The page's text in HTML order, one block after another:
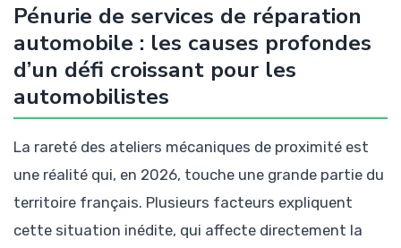
Pénurie de services de réparation
automobile : les causes profondes
d’un défi croissant pour les
automobilistes
La rareté des ateliers mécaniques de proximité est
une réalité qui, en 2026, touche une grande partie du
territoire français. Plusieurs facteurs expliquent
cette situation inédite, qui affecte directement la